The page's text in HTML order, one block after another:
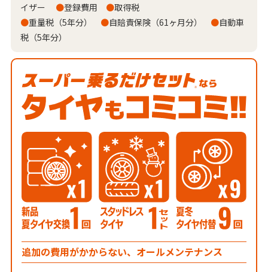
イザー ●登録費用 ●取得税
●重量税（5年分） ●自賠責保険（61ヶ月分） ●自動車
税（5年分）
追加の費用がかからない、オールメンテナンス